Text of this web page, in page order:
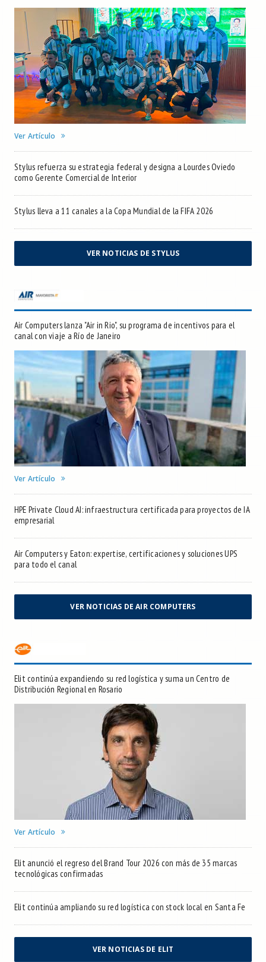
Ver Artículo
Stylus refuerza su estrategia federal y designa a Lourdes Oviedo
como Gerente Comercial de Interior
Stylus lleva a 11 canales a la Copa Mundial de la FIFA 2026
VER NOTICIAS DE STYLUS
Air Computers lanza "Air in Rio", su programa de incentivos para el
canal con viaje a Río de Janeiro
Ver Artículo
HPE Private Cloud AI: infraestructura certificada para proyectos de IA
empresarial
Air Computers y Eaton: expertise, certificaciones y soluciones UPS
para todo el canal
VER NOTICIAS DE AIR COMPUTERS
Elit continúa expandiendo su red logística y suma un Centro de
Distribución Regional en Rosario
Ver Artículo
Elit anunció el regreso del Brand Tour 2026 con más de 35 marcas
tecnológicas confirmadas
Elit continúa ampliando su red logística con stock local en Santa Fe
VER NOTICIAS DE ELIT